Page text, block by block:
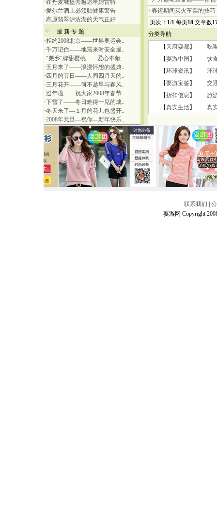
·在丹麦城堡去邂逅哈姆雷特
·爱尔兰酒上必须贴健康警告
·高原翡翠泸沽湖的天气正好
最 新 专 题
·相约2008北京——世界奥运会..
·千万记住——地震来时安全最..
·"羌乡"牌甜樱桃——爱心奉献..
·五月来了——浪漫怀想的盛典..
· 四月的节日——人间四月天的..
·三月花开——何不趁早与春风..
·过年啦——祝大家2008年春节..
·下雪了——冬日难得一见的成..
·冬天来了—１月的花儿也盛开..
·2008年元旦—祝你—新年快乐..
· 春运期间买火车票的技巧
页次： 1/1 每页18 文章数
分类导航
【 天府耍都】
吃
【耍游中国 】
饮
【环球资讯】
环
【耍游宝鉴】
交
【折扣信息 】
旅
【真实生活】 真
联系我们
耍游网 Copyright